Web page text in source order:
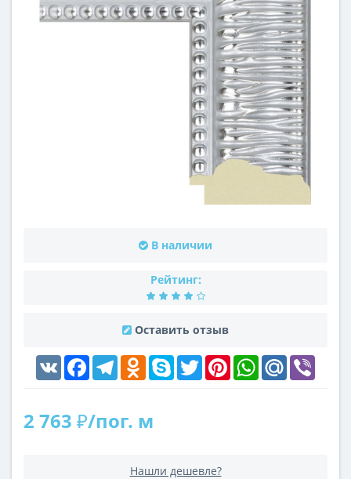
В наличии
Рейтинг:
Оставить отзыв
VK FacebookTelegramOdnoklassniki
Skype Twitter PinterestWhatsAppMail.Ru
2 763 ₽/пог. м
Нашли дешевле?